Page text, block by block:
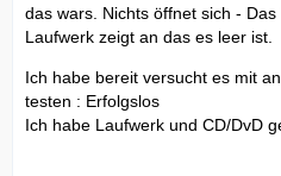
das wars. Nichts öffnet sich -
Laufwerk zeigt an das es leer ist.
Ich habe bereit versucht es mit
testen : Erfolgslos
Ich habe Laufwerk und CD/DvD